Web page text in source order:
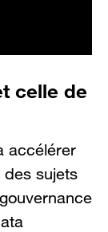
celle de
accélérer
des sujets